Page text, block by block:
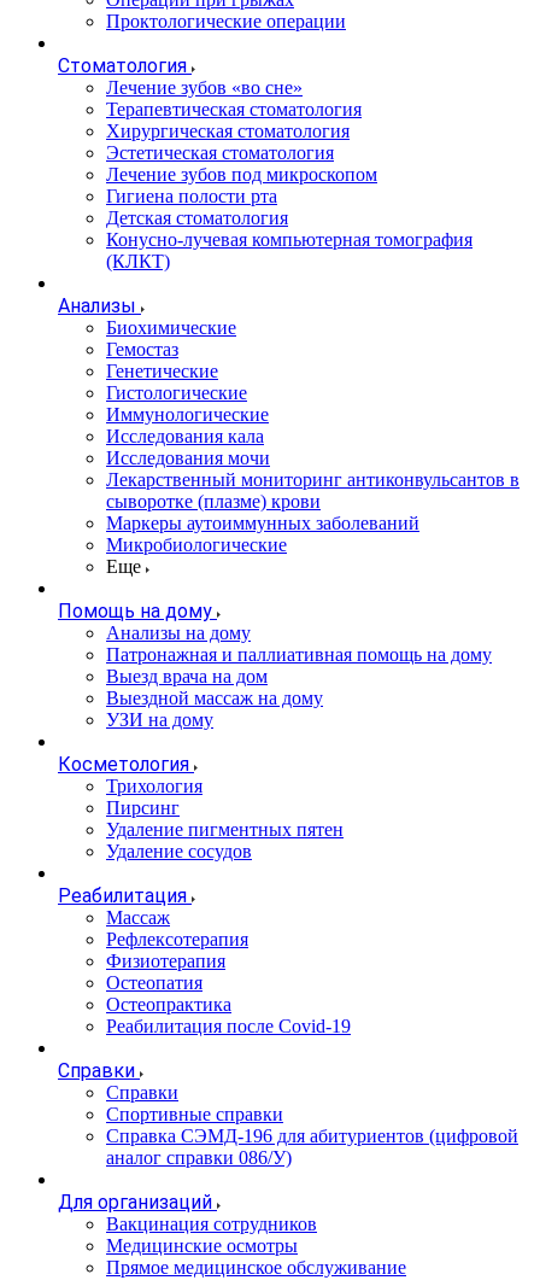
Проктологические операции
Стоматология
Лечение зубов «во сне»
Терапевтическая стоматология
Хирургическая стоматология
Эстетическая стоматология
Лечение зубов под микроскопом
Гигиена полости рта
Детская стоматология
Конусно-лучевая компьютерная томография
(КЛКТ)
Анализы
Биохимические
Гемостаз
Генетические
Гистологические
Иммунологические
Исследования кала
Исследования мочи
Лекарственный мониторинг антиконвульсантов в
сыворотке (плазме) крови
Маркеры аутоиммунных заболеваний
Микробиологические
Еще
Помощь на дому
Анализы на дому
Патронажная и паллиативная помощь на дому
Выезд врача на дом
Выездной массаж на дому
УЗИ на дому
Косметология
Трихология
Пирсинг
Удаление пигментных пятен
Удаление сосудов
Реабилитация
Массаж
Рефлексотерапия
Физиотерапия
Остеопатия
Остеопрактика
Реабилитация после Covid-19
Справки
Справки
Спортивные справки
Справка СЭМД‑196 для абитуриентов (цифровой
аналог справки 086/У)
Для организаций
Вакцинация сотрудников
Медицинские осмотры
Прямое медицинское обслуживание